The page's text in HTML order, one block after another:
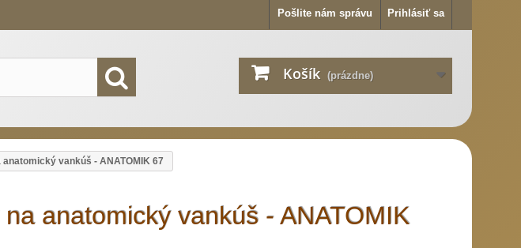
Prihlásiť sa
Pošlite nám správu
Košík (prázdne)
vankúš - ANATOMIK 67
anatomický vankúš - ANATOMIK